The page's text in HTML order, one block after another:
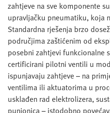
zahtjeve na sve komponente
upravljačku pneumatiku, koja
Standardna rješenja brzo
područjima zaštićenim od
posebni zahtjevi funkcionalne
certificirani pilotni ventili u
ispunjavaju zahtjeve – na
ventilima ili aktuatorima u
usklađen rad elektrolizera,